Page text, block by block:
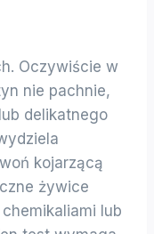
Oczywiście w
nie pachnie,
delikatnego
kojarzącą
żywice
lub